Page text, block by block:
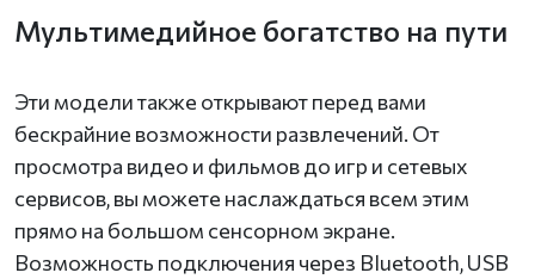
Мультимедийное богатство на пути
Эти модели также открывают перед вами
бескрайние возможности развлечений. От
просмотра видео и фильмов до игр и сетевых
сервисов, вы можете наслаждаться всем этим
прямо на большом сенсорном экране.
Возможность подключения через Bluetooth, USB